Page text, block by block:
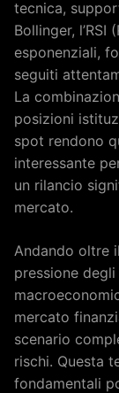
tecnica,
Bollinger,
esponenziali,
seguiti
La
posizioni
spot rendono
interessante
un rilancio
mercato.
Andando oltre
pressione
mercato
scenario
rischi. Questa
fondamentali